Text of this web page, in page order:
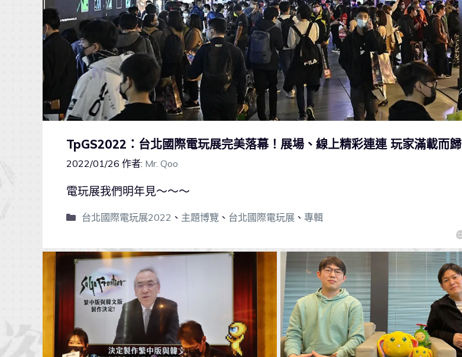
TpGS2022：台北國際電玩展完美落幕！展場、線上精彩連連 玩家滿載而歸
2022/01/26 作者: Mr. Qoo
電玩展我們明年見～～～
台北國際電玩展2022 、 主題博覽、 台北國際電玩展、 專輯